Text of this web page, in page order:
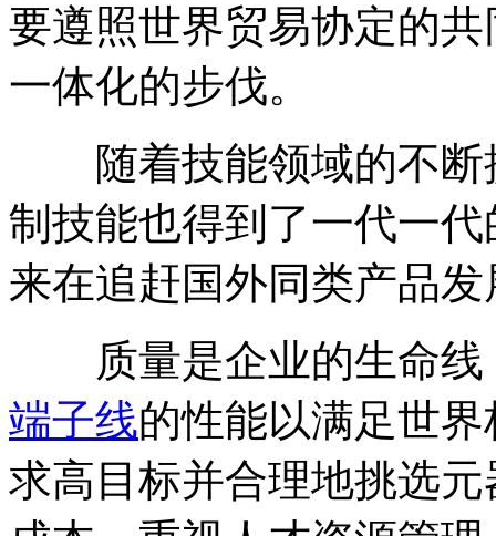
要遵照世界贸易协定的
一体化的步伐。
随着技能领域的不断
制技能也得到了一代一
来在追赶国外同类产品
质量是企业的生命线
端子线的性能以满足世
求高目标并合理地挑选